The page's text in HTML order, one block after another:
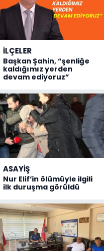
İLÇELER
Başkan Şahin, “şenliğe
kaldığımız yerden
devam ediyoruz”
ASAYİŞ
Nur Elif’in ölümüyle ilgili
ilk duruşma görüldü